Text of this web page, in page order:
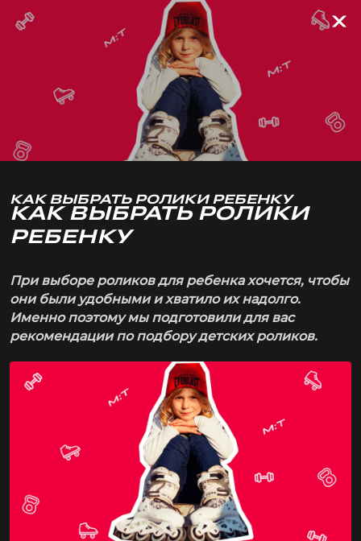
КАК ВЫБРАТЬ РОЛИКИ РЕБЕНКУ
КАК ВЫБРАТЬ РОЛИКИ
РЕБЕНКУ
При выборе роликов для ребенка хочется, чтобы
они были удобными и хватило их надолго.
Именно поэтому мы подготовили для вас
рекомендации по подбору детских роликов.